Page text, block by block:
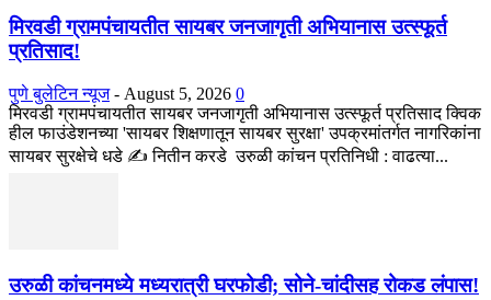
मिरवडी ग्रामपंचायतीत सायबर जनजागृती अभियानास उत्स्फूर्त
प्रतिसाद!
पुणे बुलेटिन न्यूज - August 5, 2026 0
मिरवडी ग्रामपंचायतीत सायबर जनजागृती अभियानास उत्स्फूर्त प्रतिसाद क्विक
हील फाउंडेशनच्या 'सायबर शिक्षणातून सायबर सुरक्षा' उपक्रमांतर्गत नागरिकांना
सायबर सुरक्षेचे धडे ✍️ नितीन करडे उरुळी कांचन प्रतिनिधी : वाढत्या...
उरुळी कांचनमध्ये मध्यरात्री घरफोडी; सोने-चांदीसह रोकड लंपास!